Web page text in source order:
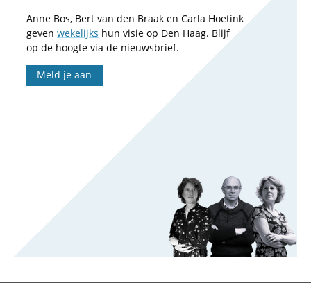
Anne Bos, Bert van den Braak en Carla Hoetink
geven wekelijks hun visie op Den Haag. Blijf
op de hoogte via de nieuwsbrief.
Meld je aan